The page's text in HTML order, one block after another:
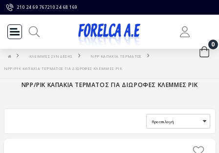
210 24 69 767210 24 68 169
0
ΚΛΕΜΜΕΣ ΣΥΝΔΕΣΗΣ NPP ΚΑΠΑΚΙΑ ΤΕΡΜΑΤΟΣ
NPP/PIK ΚΑΠΑΚΙΑ ΤΕΡΜΑΤΟΣ ΓΙΑ ΔΙΩΡΟΦΕΣ ΚΛΕΜΜΕΣ PIK
NPP/PIK ΚΑΠΑΚΙΑ ΤΕΡΜΑΤΟΣ ΓΙΑ ΔΙΩΡΟΦΕΣ ΚΛΕΜΜΕΣ PIK